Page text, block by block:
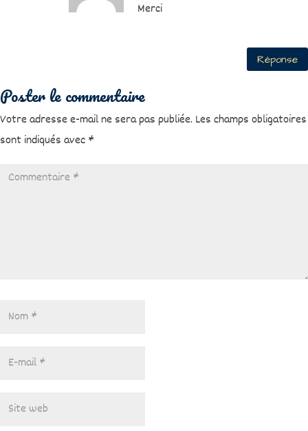
Merci
Réponse
Poster le commentaire
Votre adresse e-mail ne sera pas publiée. Les champs obligatoires
sont indiqués avec *